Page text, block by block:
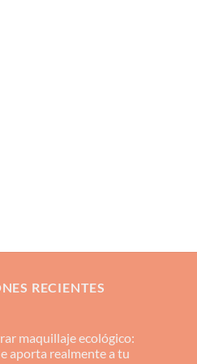
RECIENTES
maquillaje ecológico:
aporta realmente a tu